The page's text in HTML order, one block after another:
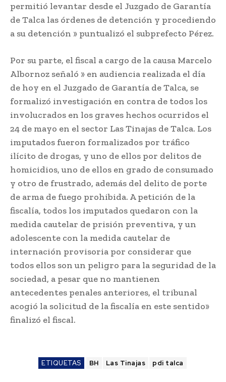
permitió levantar desde el Juzgado de Garantía
de Talca las órdenes de detención y procediendo
a su detención » puntualizó el subprefecto Pérez.
Por su parte, el fiscal a cargo de la causa Marcelo
Albornoz señaló » en audiencia realizada el día
de hoy en el Juzgado de Garantía de Talca, se
formalizó investigación en contra de todos los
involucrados en los graves hechos ocurridos el
24 de mayo en el sector Las Tinajas de Talca. Los
imputados fueron formalizados por tráfico
ilícito de drogas, y uno de ellos por delitos de
homicidios, uno de ellos en grado de consumado
y otro de frustrado, además del delito de porte
de arma de fuego prohibida. A petición de la
fiscalía, todos los imputados quedaron con la
medida cautelar de prisión preventiva, y un
adolescente con la medida cautelar de
internación provisoria por considerar que
todos ellos son un peligro para la seguridad de la
sociedad, a pesar que no mantienen
antecedentes penales anteriores, el tribunal
acogió la solicitud de la fiscalía en este sentido»
finalizó el fiscal.
ETIQUETAS BH Las Tinajas pdi talca